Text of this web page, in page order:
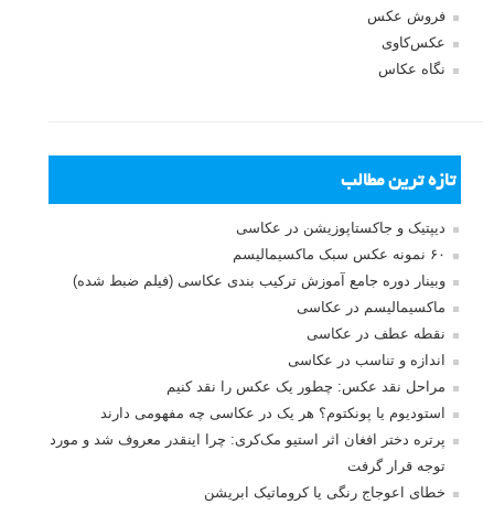
فروش عکس
عکس‌کاوی
نگاه عکاس
تازه ترین مطالب
دیپتیک و جاکستا‌پوزیشن در عکاسی
۶۰ نمونه عکس سبک ماکسیمالیسم
وبینار دوره جامع آموزش ترکیب بندی عکاسی (فیلم ضبط شده)
ماکسیمالیسم در عکاسی
نقطه عطف در عکاسی
اندازه و تناسب در عکاسی
مراحل نقد عکس: چطور یک عکس را نقد کنیم
استودیوم یا پونکتوم؟ هر یک در عکاسی چه مفهومی دارند
پرتره دختر افغان اثر استیو مک‌کری: چرا اینقدر معروف شد و مورد
توجه قرار گرفت
خطای اعوجاج رنگی یا کروماتیک ابریشن